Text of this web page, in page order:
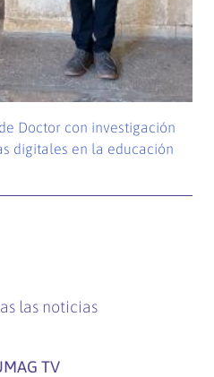
Doctor con investigación
digitales en la educación
las noticias
TV